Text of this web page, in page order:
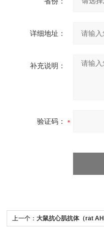
详细地址：
补充说明：
验证码：
上一个： 大鼠抗心肌抗体（rat